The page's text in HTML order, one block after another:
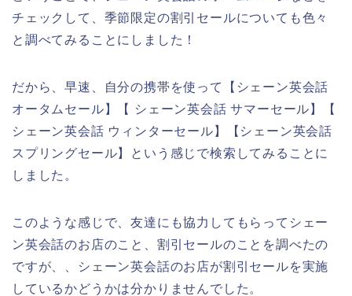
チェックして、季節限定の割引セールについても色々
と調べてみることにしました！
だから、早速、自分の携帯を使って【シェーン英会話
オータムセール】【 シェーン英会話 サマーセール】【
シェーン英会話 ウィンターセール】【シェーン英会話
スプリングセール】という感じで検索してみることに
しました。
このような感じで、友達にも協力してもらってシェー
ン英会話のお店のこと、割引セールのことを調べたの
ですが、、シェーン英会話のお店が割引セールを実施
しているかどうかは分かりませんでした。